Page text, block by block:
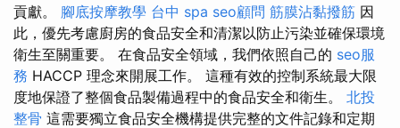
貢獻。 腳底按摩教學 台中 spa seo顧問 筋膜沾黏撥筋 因
此，優先考慮廚房的食品安全和清潔以防止污染並確保環境
衛生至關重要。 在食品安全領域，我們依照自己的 seo服
務 HACCP 理念來開展工作。 這種有效的控制系統最大限
度地保證了整個食品製備過程中的食品安全和衛生。 北投
整骨 這需要獨立食品安全機構提供完整的文件記錄和定期